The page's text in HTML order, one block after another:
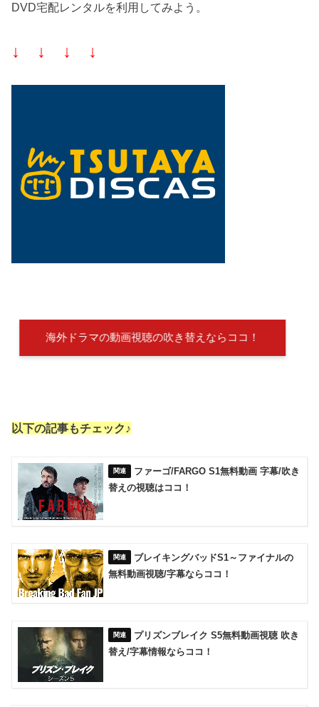
DVD宅配レンタルを利用してみよう。
↓ ↓ ↓ ↓
海外ドラマの動画視聴の吹き替えならココ！
以下の記事もチェック♪
ファーゴ/FARGO S1無料動画 字幕/吹き
替えの視聴はココ！
ブレイキングバッドS1～ファイナルの
無料動画視聴/字幕ならココ！
プリズンブレイク S5無料動画視聴 吹き
替え/字幕情報ならココ！